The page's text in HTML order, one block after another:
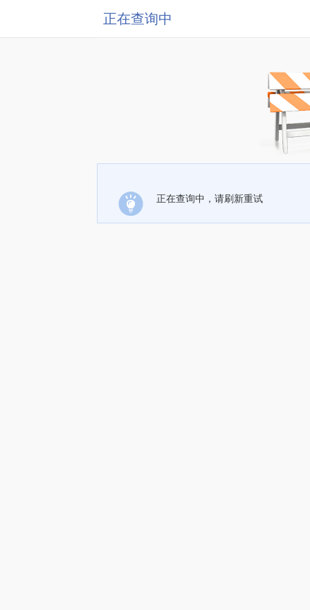
正在查询中
正在查询中，请刷新重试